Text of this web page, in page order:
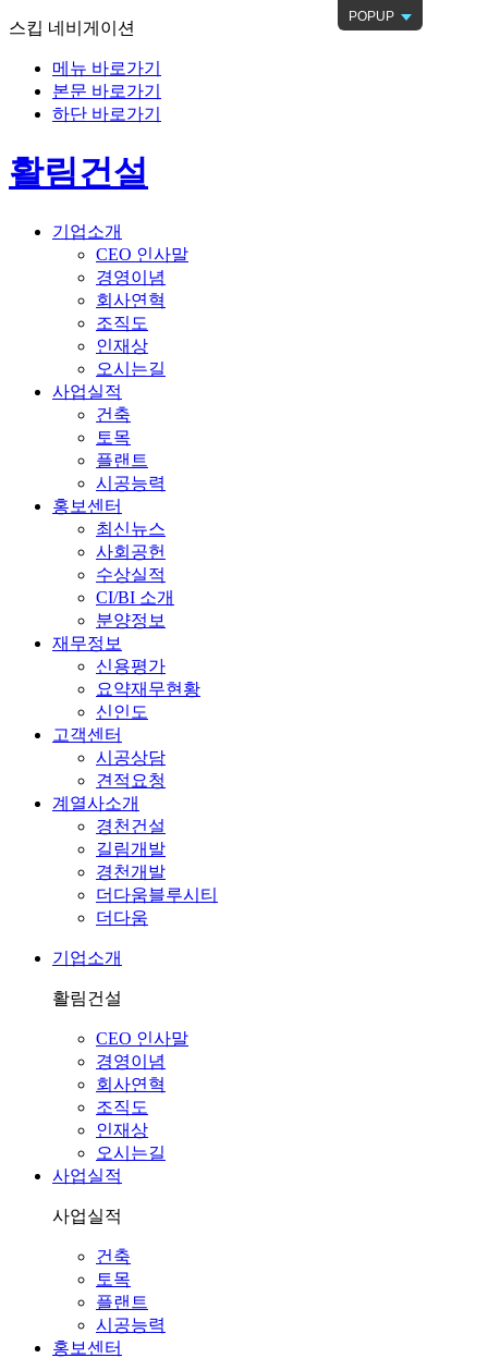
스킵 네비게이션
메뉴 바로가기
본문 바로가기
하단 바로가기
POPUP
활림건설
기업소개
CEO 인사말
경영이념
회사연혁
조직도
인재상
오시는길
사업실적
건축
토목
플랜트
시공능력
홍보센터
최신뉴스
사회공헌
수상실적
CI/BI 소개
분양정보
재무정보
신용평가
요약재무현황
신인도
고객센터
시공상담
견적요청
계열사소개
경천건설
길림개발
경천개발
더다움블루시티
더다움
기업소개
활림건설
CEO 인사말
경영이념
회사연혁
조직도
인재상
오시는길
사업실적
사업실적
건축
토목
플랜트
시공능력
홍보센터